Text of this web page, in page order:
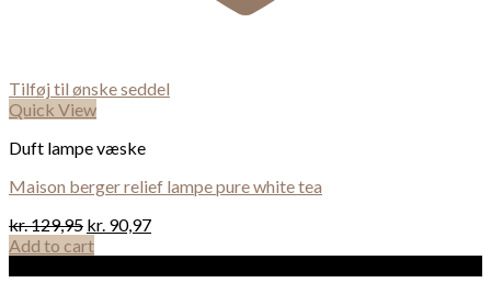
Tilføj til ønske seddel
Quick View
Duft lampe væske
Maison berger relief lampe pure white tea
kr.129,95 kr. 90,97
Add to cart